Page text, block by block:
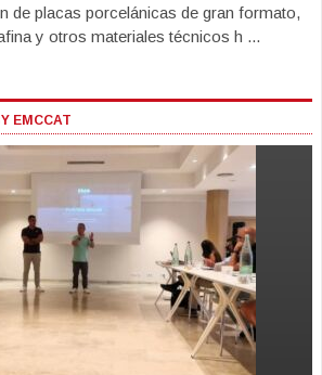
de placas porcelánicas de gran formato,
y otros materiales técnicos h ...
EMCCAT